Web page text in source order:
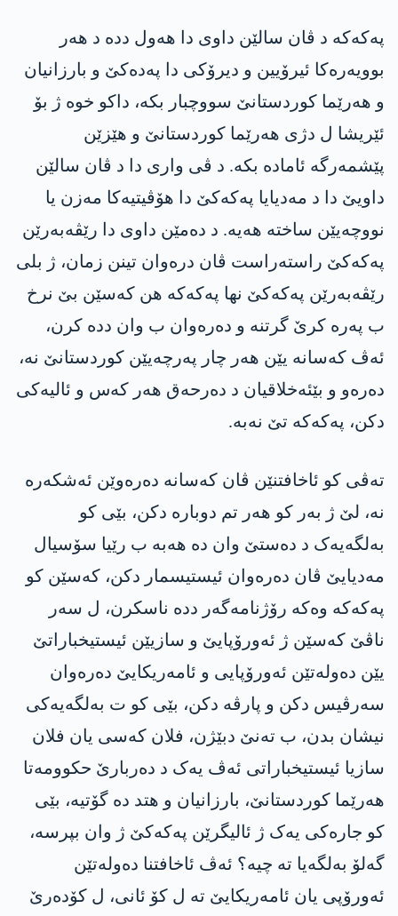
پەکەکە د ڤان سالێن داوی دا ھەول ددە د ھەر
بوویەرەکا ئیرۆیین و دیرۆکی دا پەدەکێ و بارزانیان
و ھەرێما کوردستانێ سووچبار بکە، داکو خوە ژ بۆ
ئێریشا ل دژی ھەرێما کوردستانێ و ھێزێن
پێشمەرگە ئامادە بکە. د ڤی واری دا د ڤان سالێن
داویێ دا د مەدیایا پەکەکێ دا ھۆڤیتیەکا مەزن یا
نووچەیێن ساختە ھەیە. د دەمێن داوی دا رێڤەبەرێن
پەکەکێ راستەراست ڤان درەوان تینن زمان، ژ بلی
رێڤەبەرێن پەکەکێ نها پەکەکە هن کەسێن بێ نرخ
ب پەرە کرێ گرتنە و دەرەوان ب وان ددە کرن،
ئەڤ کەسانە یێن هەر چار پەرچەیێن کوردستانێ نە،
دەرەو و بێئەخلاقیان د دەرحەق هەر کەس و ئالیەکی
دکن، پەکەکە تێ نەبە.
تەڤی کو ئاخافتنێن ڤان کەسانە دەرەوێن ئەشکەرە
نە، لێ ژ بەر کو هەر تم دوبارە دکن، بێی کو
بەلگەیەک د دەستێ وان دە هەبە ب رێیا سۆسیال
مەدیایێ ڤان دەرەوان ئیستیسمار دکن، کەسێن کو
پەکەکە وەکە رۆژنامەگەر ددە ناسکرن، ل سەر
ناڤێ کەسێن ژ ئەورۆپایێ و سازیێن ئیستیخباراتێ
یێن دەولەتێن ئەورۆپایی و ئامەریکایێ دەرەوان
سەرڤیس دکن و پارڤە دکن، بێی کو ت بەلگەیەکی
نیشان بدن، ب تەنێ دبێژن، فلان کەسی یان فلان
سازیا ئیستیخباراتی ئەڤ یەک د دەربارێ حکوومەتا
هەرێما کوردستانێ، بارزانیان و هتد دە گۆتیە، بێی
کو جارەکی یەک ژ ئالیگرێن پەکەکێ ژ وان بپرسە،
گەلۆ بەلگەیا تە چیە؟ ئەڤ ئاخافتنا دەولەتێن
ئەورۆپی یان ئامەریکایێ تە ل کۆ ئانی، ل کۆدەرێ